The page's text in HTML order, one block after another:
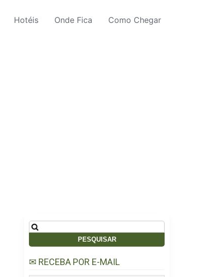
Hotéis Onde Fica Como Chegar
Pesquisar
por:
✉ RECEBA POR E-MAIL